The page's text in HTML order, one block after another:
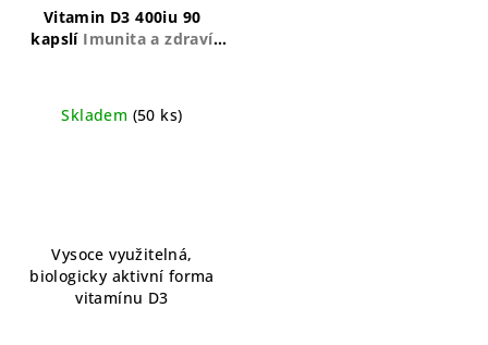
Vitamin D3 400iu 90
kapslí Imunita a zdraví
Skladem (50 ks)
Vysoce využitelná,
biologicky aktivní forma
vitamínu D3